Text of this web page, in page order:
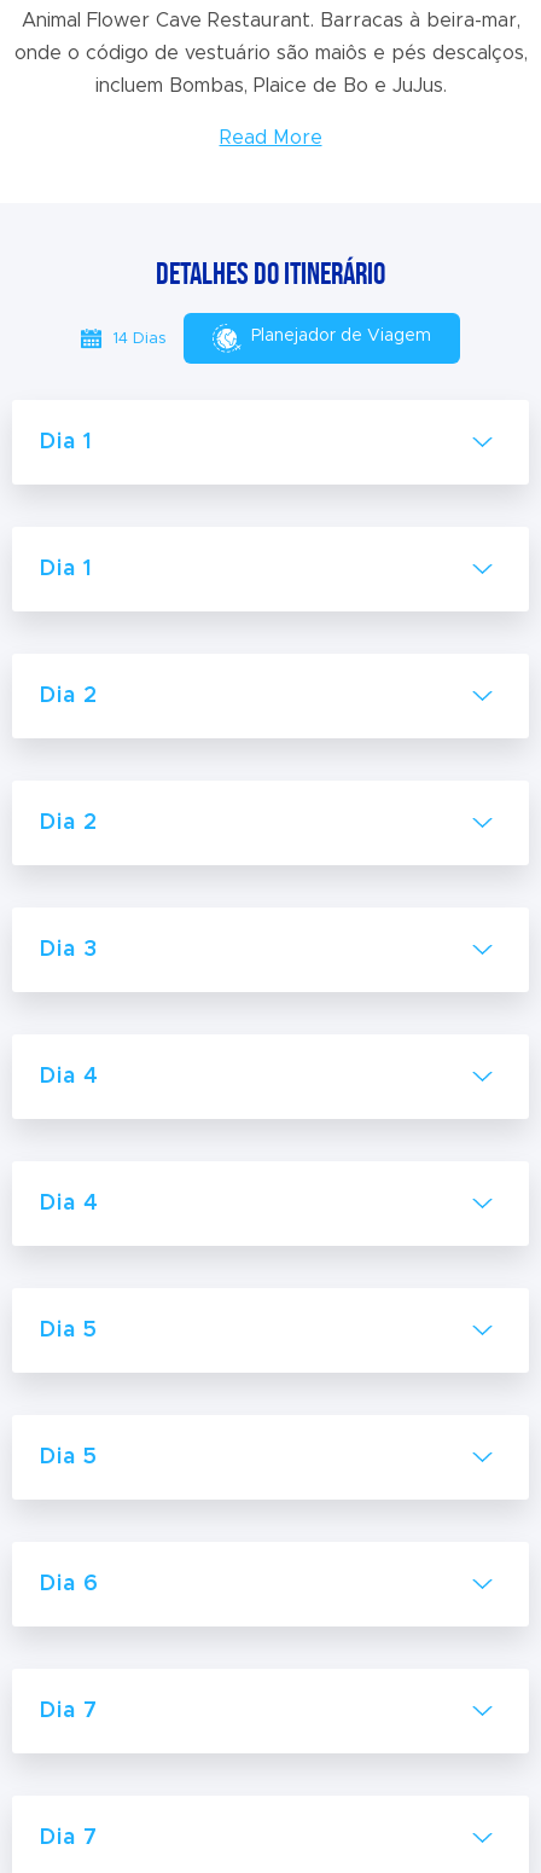
Animal Flower Cave Restaurant. Barracas à beira-mar,
onde o código de vestuário são maiôs e pés descalços,
incluem Bombas, Plaice de Bo e JuJus.
Read More
Detalhes do itinerário
14 Dias Planejador de Viagem
Dia 1
Dia 1
Dia 2
Dia 2
Dia 3
Dia 4
Dia 4
Dia 5
Dia 5
Dia 6
Dia 7
Dia 7